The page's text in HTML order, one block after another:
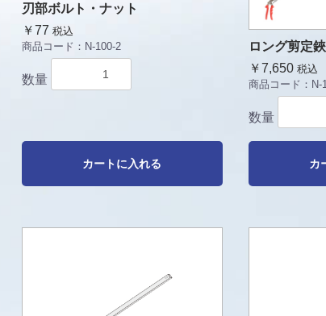
刃部ボルト・ナット
￥77 税込
商品コード： N-100-2
数量
カートに入れる
ロング剪定
￥7,650 税込
商品コード： N-
数量
カ